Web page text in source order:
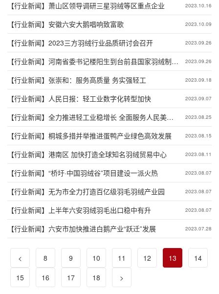
【行业新闻】 萧山区领导调研三星羽绒等区重点企业 2023.10.16
【行业新闻】 安徽六安大鹅唱响致富歌 2023.10.09
【行业新闻】 2023三方羽绒行业品质研讨会召开 2023.09.26
【行业新闻】 河南省委书记楼阳生到台前县国家羽绒制品
质量检验检测中心开展调研
2023.09.26
【行业新闻】 张崇和：服务高质量 务实强轻工 2023.09.18
【行业新闻】 人民日报：轻工业数字化转型加快 2023.09.07
【行业新闻】 全力推进轻工业稳增长 全面服务人民美好
生活
2023.08.25
【行业新闻】 桐城多措并举推进蛋鸭产业绿色高效发展 2023.08.15
【行业新闻】 港南区 加快打造全球知名羽绒贸易中心 2023.08.11
【行业新闻】 “桥圩·中国羽绒谷”项目建设一派火热 2023.08.07
【行业新闻】 无为市全力打造百亿级羽毛羽绒产业园 2023.08.07
【行业新闻】 上半年六安羽绒羽毛出口稳中有升 2023.08.07
【行业新闻】 六安市加快推进白鹅产业“跃迁”发展 2023.07.28
< 8 9 10 11 12 13
14
15
16 17 18 >